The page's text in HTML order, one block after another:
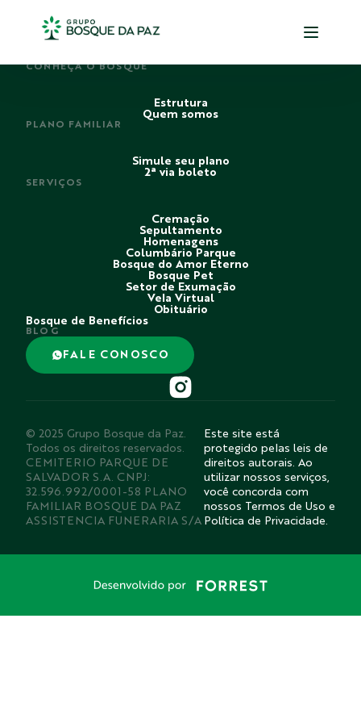
CONHEÇA O BOSQUE
Estrutura
Quem somos
PLANO FAMILIAR
Simule seu plano
2ª via boleto
SERVIÇOS
Cremação
Sepultamento
Homenagens
Columbário Parque
Bosque do Amor Eterno
Bosque Pet
Setor de Exumação
Vela Virtual
Obituário
Bosque de Benefícios
BLOG
FALE CONOSCO
© 2025 Grupo Bosque da Paz.
Todos os direitos reservados.
CEMITERIO PARQUE DE
SALVADOR S.A. CNPJ:
32.596.992/0001-58 PLANO
FAMILIAR BOSQUE DA PAZ
ASSISTENCIA FUNERARIA S/A
Este site está
protegido pelas leis de
direitos autorais. Ao
utilizar nossos serviços,
você concorda com
nossos Termos de Uso e
Política de Privacidade.